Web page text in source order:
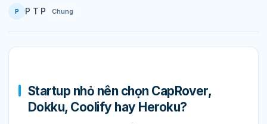
P P T P Chung
Startup nhỏ nên chọn CapRover,
Dokku, Coolify hay Heroku?